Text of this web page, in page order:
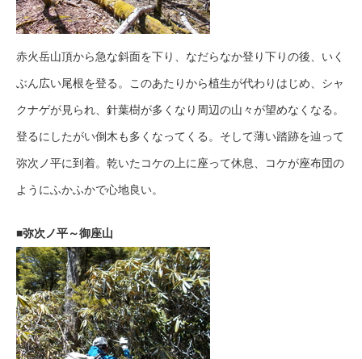
赤火岳山頂から急な斜面を下り、なだらなか登り下りの後、いく
ぶん広い尾根を登る。このあたりから植生が代わりはじめ、シャ
クナゲが見られ、針葉樹が多くなり周辺の山々が望めなくなる。
登るにしたがい倒木も多くなってくる。そして薄い踏跡を辿って
弥次ノ平に到着。乾いたコケの上に座って休息、コケが座布団の
ようにふかふかで心地良い。
■弥次ノ平～御座山